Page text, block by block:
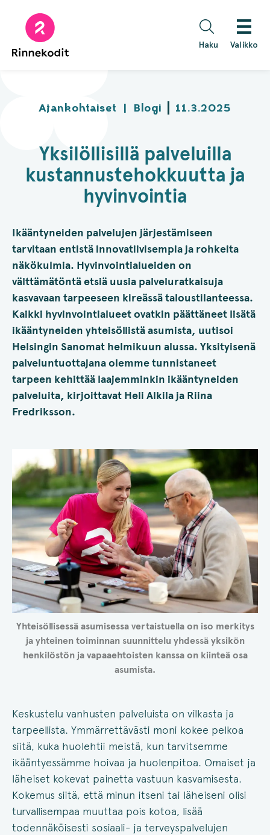
sisältöön
Haku Valikko
Ajankohtaiset | Blogi 11.3.2025
Yksilöllisillä palveluilla
kustannustehokkuutta ja
hyvinvointia
Ikääntyneiden palvelujen järjestämiseen
tarvitaan entistä innovatiivisempia ja rohkeita
näkökulmia. Hyvinvointialueiden on
välttämätöntä etsiä uusia palveluratkaisuja
kasvavaan tarpeeseen kireässä taloustilanteessa.
Kaikki hyvinvointialueet ovatkin päättäneet lisätä
ikääntyneiden yhteisöllistä asumista, uutisoi
Helsingin Sanomat helmikuun alussa. Yksityisenä
palveluntuottajana olemme tunnistaneet
tarpeen kehittää laajemminkin ikääntyneiden
palveluita, kirjoittavat Heli Alkila ja Riina
Fredriksson.
Yhteisöllisessä asumisessa vertaistuella on iso merkitys
ja yhteinen toiminnan suunnittelu yhdessä yksikön
henkilöstön ja vapaaehtoisten kanssa on kiinteä osa
asumista.
Keskustelu vanhusten palveluista on vilkasta ja
tarpeellista. Ymmärrettävästi moni kokee pelkoa
siitä, kuka huolehtii meistä, kun tarvitsemme
ikääntyessämme hoivaa ja huolenpitoa. Omaiset ja
läheiset kokevat painetta vastuun kasvamisesta.
Kokemus siitä, että minun itseni tai läheiseni olisi
turvallisempaa muuttaa pois kotoa, lisää
todennäköisesti sosiaali- ja terveyspalvelujen